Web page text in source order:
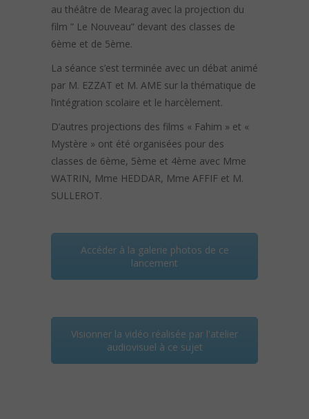
au théâtre de Mearag avec la projection du
film ” Le Nouveau” devant des classes de
6ème et de 5ème.
La séance s’est terminée avec un débat animé
par M. EZZAT et M. AME sur la thématique de
l’intégration scolaire et le harcèlement.
D’autres projections des films « Fahim » et «
Mystère » ont été organisées pour des
classes de 6ème, 5ème et 4ème avec Mme
WATRIN, Mme HEDDAR, Mme AFFIF et M.
SULLEROT.
Accéder à la galerie photos de ce
lancement
Visionner la vidéo réalisée par l'atelier
audiovisuel à ce sujet